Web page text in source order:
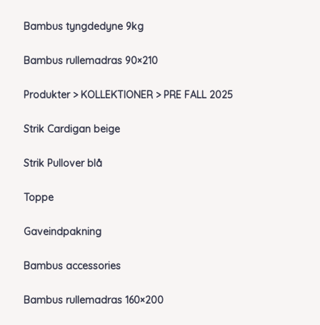
Bambus tyngdedyne 9kg
Bambus rullemadras 90×210
Produkter > KOLLEKTIONER > PRE FALL 2025
Strik Cardigan beige
Strik Pullover blå
Toppe
Gaveindpakning
Bambus accessories
Bambus rullemadras 160×200